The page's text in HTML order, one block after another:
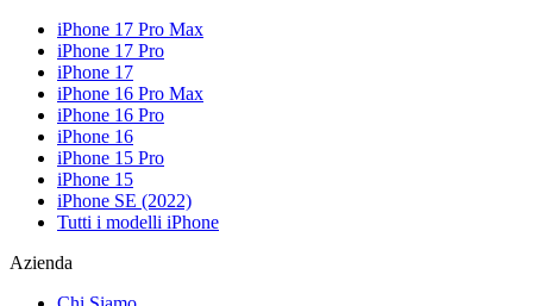
iPhone 17 Pro Max
iPhone 17 Pro
iPhone 17
iPhone 16 Pro Max
iPhone 16 Pro
iPhone 16
iPhone 15 Pro
iPhone 15
iPhone SE (2022)
Tutti i modelli iPhone
Azienda